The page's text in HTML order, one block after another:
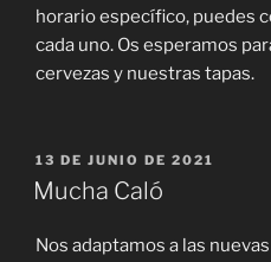
horario específico, puedes
cada uno. Os esperamos
cervezas y nuestras tapas.
PUBLICADO
EL
13 DE JUNIO DE 2021
Mucha Caló
Nos adaptamos a las